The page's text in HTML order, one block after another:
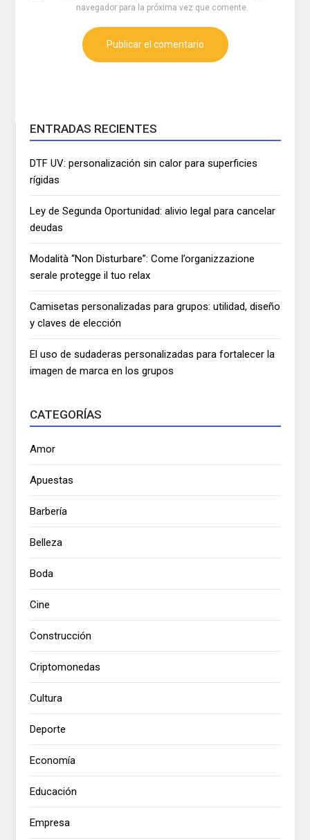
navegador para la próxima vez que comente.
ENTRADAS RECIENTES
DTF UV: personalización sin calor para superficies
rígidas
Ley de Segunda Oportunidad: alivio legal para cancelar
deudas
Modalità “Non Disturbare”: Come l’organizzazione
serale protegge il tuo relax
Camisetas personalizadas para grupos: utilidad, diseño
y claves de elección
El uso de sudaderas personalizadas para fortalecer la
imagen de marca en los grupos
CATEGORÍAS
Amor
Apuestas
Barbería
Belleza
Boda
Cine
Construcción
Criptomonedas
Cultura
Deporte
Economía
Educación
Empresa